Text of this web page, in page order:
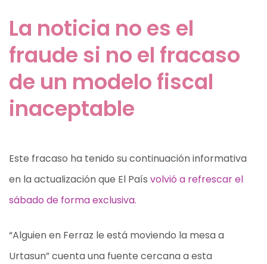
La noticia no es el
fraude si no el fracaso
de un modelo fiscal
inaceptable
Este fracaso ha tenido su continuación informativa
en la actualización que El Paísvolvió a refrescar el
sábado de forma exclusiva.
“Alguien en Ferraz le está moviendo la mesa a
Urtasun” cuenta una fuente cercana a esta